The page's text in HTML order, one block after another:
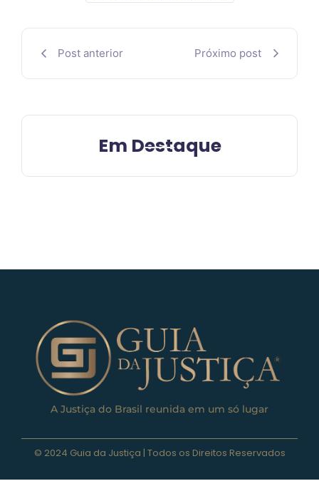
Post anterior Próximo post
Em Destaque
A Justiça do Brasil reunida em um só lugar
© 2024 Guia da Justiça | Todos os Direitos Reservados